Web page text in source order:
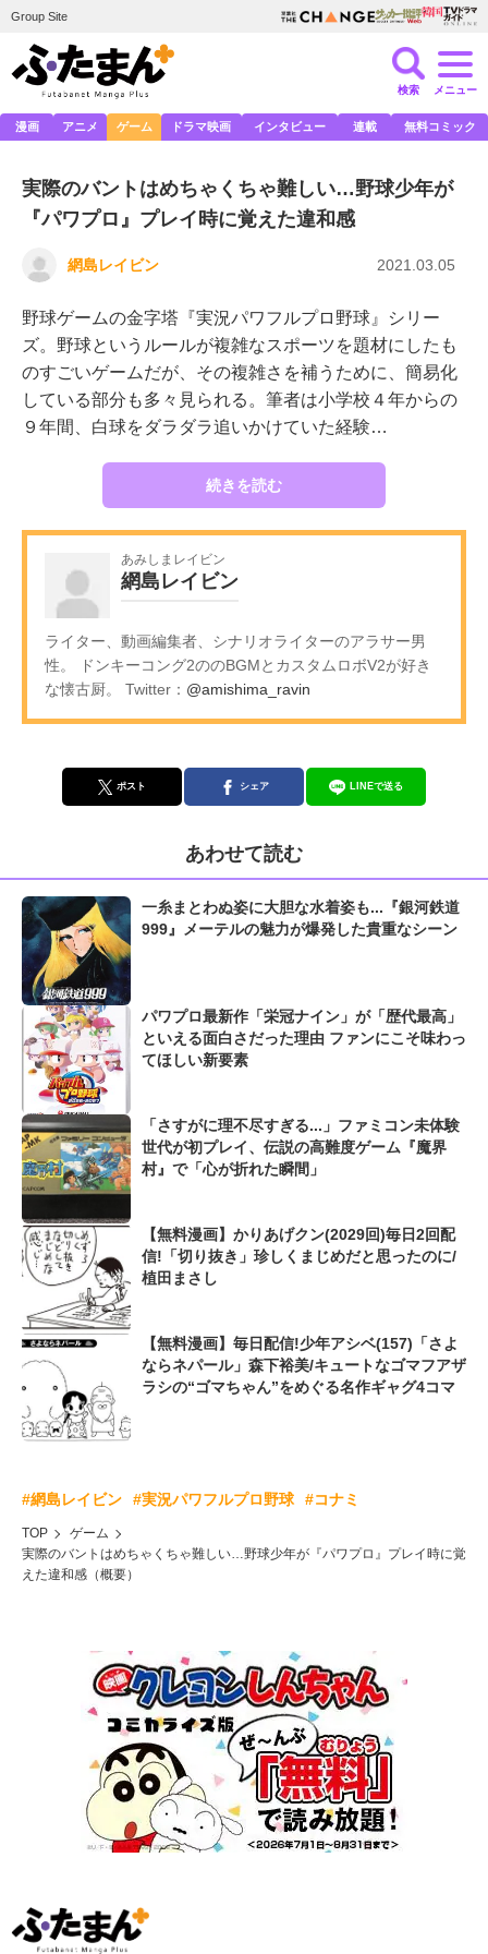
Group Site
検索 メニュー
漫画 アニメ ゲーム ドラマ映画 インタビュー 連載 無料コミック
実際のバントはめちゃくちゃ難しい…野球少年が
『パワプロ』プレイ時に覚えた違和感
網島レイビン 2021.03.05
野球ゲームの金字塔『実況パワフルプロ野球』シリー
ズ。野球というルールが複雑なスポーツを題材にしたも
のすごいゲームだが、その複雑さを補うために、簡易化
している部分も多々見られる。筆者は小学校４年からの
９年間、白球をダラダラ追いかけていた経験…
続きを読む
あみしまレイビン
網島レイビン
ライター、動画編集者、シナリオライターのアラサー男
性。 ドンキーコング2ののBGMとカスタムロボV2が好き
な懐古厨。 Twitter： @amishima_ravin
ポスト シェア LINEで送る
あわせて読む
一糸まとわぬ姿に大胆な水着姿も...『銀河鉄道
999』メーテルの魅力が爆発した貴重なシーン
パワプロ最新作「栄冠ナイン」が「歴代最高」
といえる面白さだった理由 ファンにこそ味わっ
てほしい新要素
「さすがに理不尽すぎる...」ファミコン未体験
世代が初プレイ、伝説の高難度ゲーム『魔界
村』で「心が折れた瞬間」
【無料漫画】かりあげクン(2029回)毎日2回配
信!「切り抜き」珍しくまじめだと思ったのに/
植田まさし
【無料漫画】毎日配信!少年アシベ(157)「さよ
ならネパール」森下裕美/キュートなゴマフアザ
ラシの“ゴマちゃん”をめぐる名作ギャグ4コマ
#網島レイビン #実況パワフルプロ野球 #コナミ
TOP
ゲーム
実際のバントはめちゃくちゃ難しい…野球少年が『パワプロ』プレイ時に覚
えた違和感（概要）